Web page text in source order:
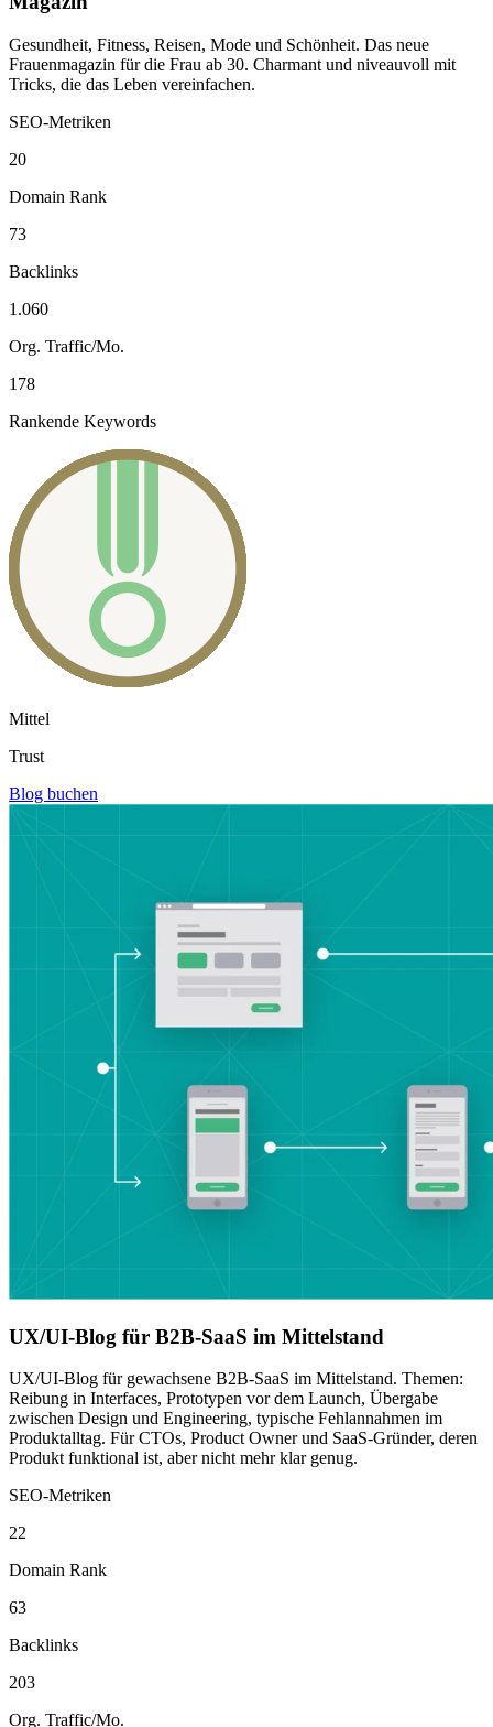
Gesundheit, Fitness, Reisen, Mode und Schönheit. Das neue
Frauenmagazin für die Frau ab 30. Charmant und niveauvoll mit
Tricks, die das Leben vereinfachen.
SEO-Metriken
20
Domain Rank
73
Backlinks
1.060
Org. Traffic/Mo.
178
Rankende Keywords
Mittel
Trust
Blog buchen
UX/UI-Blog für B2B-SaaS im Mittelstand
UX/UI-Blog für gewachsene B2B-SaaS im Mittelstand. Themen:
Reibung in Interfaces, Prototypen vor dem Launch, Übergabe
zwischen Design und Engineering, typische Fehlannahmen im
Produktalltag. Für CTOs, Product Owner und SaaS-Gründer, deren
Produkt funktional ist, aber nicht mehr klar genug.
SEO-Metriken
22
Domain Rank
63
Backlinks
203
Org. Traffic/Mo.